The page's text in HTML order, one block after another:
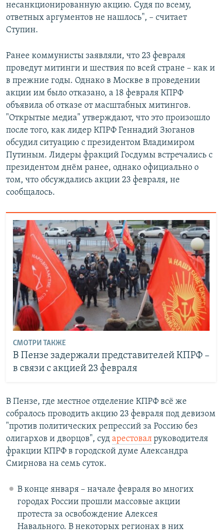
несанкционированную акцию. Судя по всему,
ответных аргументов не нашлось", – считает
Ступин.
Ранее коммунисты заявляли, что 23 февраля
проведут митинги и шествия по всей стране – как и
в прежние годы. Однако в Москве в проведении
акции им было отказано, а 18 февраля КПРФ
объявила об отказе от масштабных митингов.
"Открытые медиа" утверждают, что это произошло
после того, как лидер КПРФ Геннадий Зюганов
обсудил ситуацию с президентом Владимиром
Путиным. Лидеры фракций Госдумы встречались с
президентом днём ранее, однако официально о
том, что обсуждались акции 23 февраля, не
сообщалось.
СМОТРИ ТАКЖЕ
В Пензе задержали представителей КПРФ –
в связи с акцией 23 февраля
В Пензе, где местное отделение КПРФ всё же
собралось проводить акцию 23 февраля под девизом
"против политических репрессий за Россию без
олигархов и дворцов", суд арестовал руководителя
фракции КПРФ в городской думе Александра
Смирнова на семь суток.
В конце января – начале февраля во многих
городах России прошли массовые акции
протеста за освобождение Алексея
Навального. В некоторых регионах в них